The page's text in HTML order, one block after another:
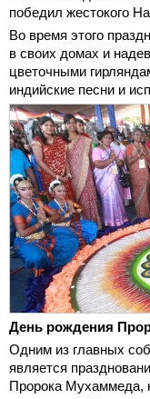
победил жестокого
Во время этого
в своих домах и
цветочными
индийские песни и
День рождения
Одним из главных
является
Пророка Мухаммеда,